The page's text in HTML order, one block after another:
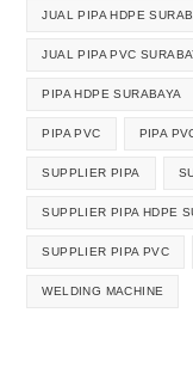
JUAL PIPA HDPE
JUAL PIPA PVC
PIPA HDPE SURABAYA
PIPA PVC PIPA
SUPPLIER PIPA
SUPPLIER PIPA HDPE
SUPPLIER PIPA PVC
WELDING MACHINE